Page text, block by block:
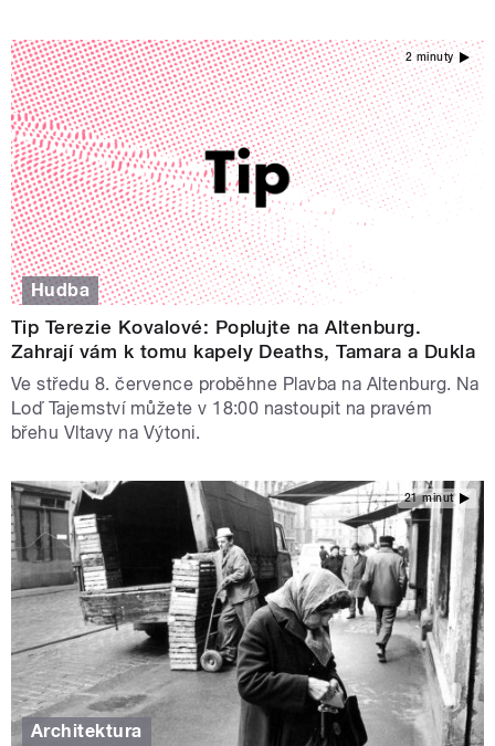
2 minuty
Hudba
Tip Terezie Kovalové: Poplujte na Altenburg.
Zahrají vám k tomu kapely Deaths, Tamara a Dukla
Ve středu 8. července proběhne Plavba na Altenburg. Na
Loď Tajemství můžete v 18:00 nastoupit na pravém
břehu Vltavy na Výtoni.
21 minut
Architektura